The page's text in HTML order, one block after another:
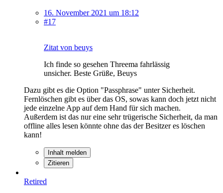
16. November 2021 um 18:12
#17
Zitat von beuys
Ich finde so gesehen Threema fahrlässig
unsicher. Beste Grüße, Beuys
Dazu gibt es die Option "Passphrase" unter Sicherheit.
Fernlöschen gibt es über das OS, sowas kann doch jetzt nicht
jede einzelne App auf dem Hand für sich machen.
Außerdem ist das nur eine sehr trügerische Sicherheit, da man
offline alles lesen könnte ohne das der Besitzer es löschen
kann!
Inhalt melden
Zitieren
Retired